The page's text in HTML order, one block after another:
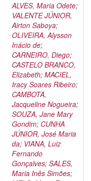
ALVES, Maria Odete;
VALENTE JÚNIOR,
Airton Saboya;
OLIVEIRA, Alysson
Inácio de;
CARNEIRO, Diego;
CASTELO BRANCO,
Elizabeth; MACIEL,
Iracy Soares Ribeiro;
CAMBOTA,
Jacqueline Nogueira;
SOUZA, Jane Mary
Gondim; CUNHA
JÚNIOR, José Maria
da; VIANA, Luiz
Fernando
Gonçalves; SALES,
Maria Inês Simões;